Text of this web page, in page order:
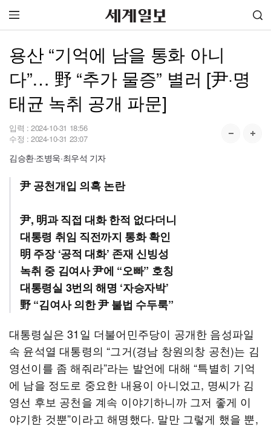
용산 “기억에 남을 통화 아니
다”… 野 “추가 물증” 별러 [尹·명
태균 녹취 공개 파문]
입력 : 2024-10-31 18:56
수정 : 2024-10-31 23:07
김승환·조병욱·최우석 기자
尹 공천개입 의혹 논란
尹, 明과 직접 대화 한적 없다더니
대통령 취임 직전까지 통화 확인
明 주장 ‘공적 대화’ 존재 신빙성
녹취 중 김여사 尹에 “오빠” 호칭
대통령실 3번의 해명 ‘자승자박’
野 “김여사 의한 尹 불법 수두룩”
대통령실은 31일 더불어민주당이 공개한 음성파일
속 윤석열 대통령의 “그거(경남 창원의창 공천)는 김
영선이를 좀 해줘라”라는 발언에 대해 “특별히 기억
에 남을 정도로 중요한 내용이 아니었고, 명씨가 김
영선 후보 공천을 계속 이야기하니까 그저 좋게 이
야기한 것뿐”이라고 해명했다. 말만 그렇게 했을 뿐,